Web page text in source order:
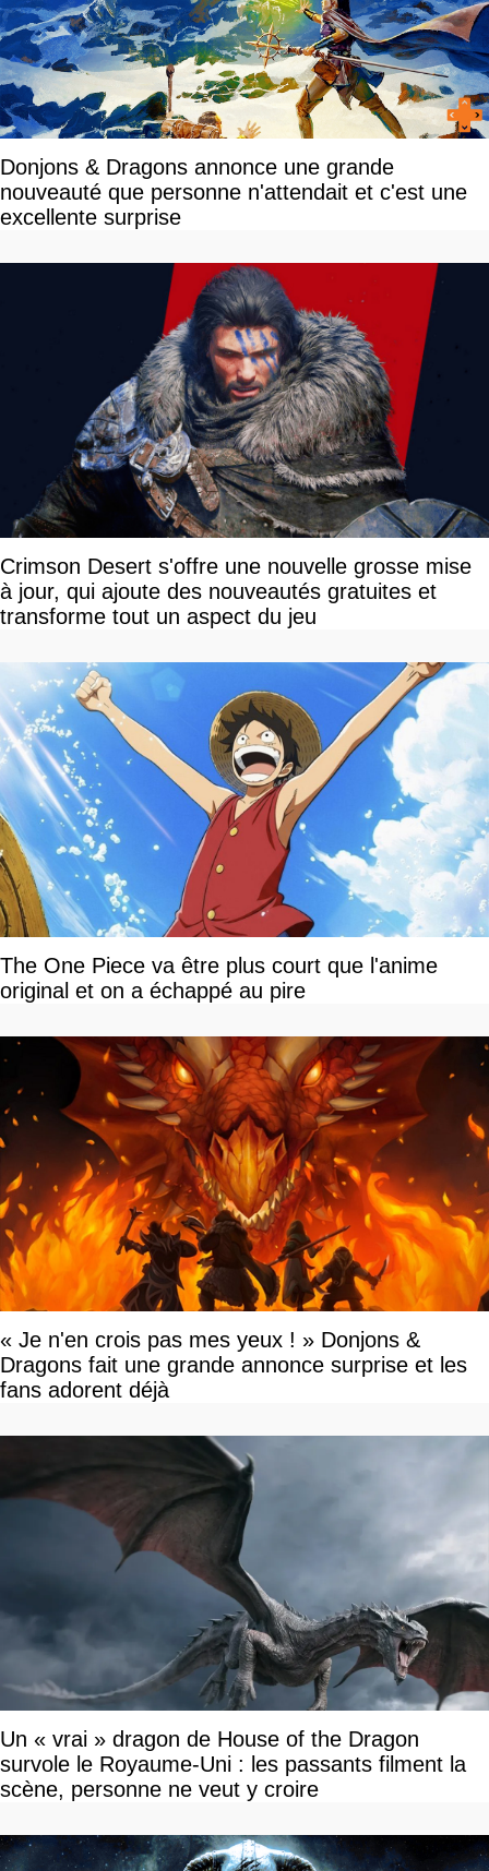
Donjons & Dragons annonce une grande
nouveauté que personne n'attendait et c'est une
excellente surprise
Crimson Desert s'offre une nouvelle grosse mise
à jour, qui ajoute des nouveautés gratuites et
transforme tout un aspect du jeu
The One Piece va être plus court que l'anime
original et on a échappé au pire
« Je n'en crois pas mes yeux ! » Donjons &
Dragons fait une grande annonce surprise et les
fans adorent déjà
Un « vrai » dragon de House of the Dragon
survole le Royaume-Uni : les passants filment la
scène, personne ne veut y croire